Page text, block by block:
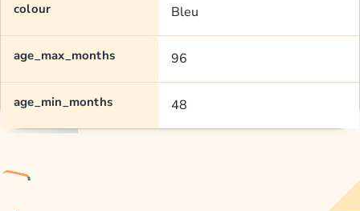
colour Bleu
age_max_months 96
age_min_months 48